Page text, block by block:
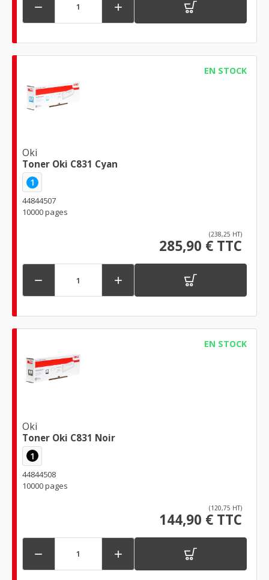
 
EN STOCK
Oki
Toner Oki C831 Cyan
1
44844507
10000 pages
(238,25 HT)
285,90 € TTC
 
EN STOCK
Oki
Toner Oki C831 Noir
1
44844508
10000 pages
(120,75 HT)
144,90 € TTC
 